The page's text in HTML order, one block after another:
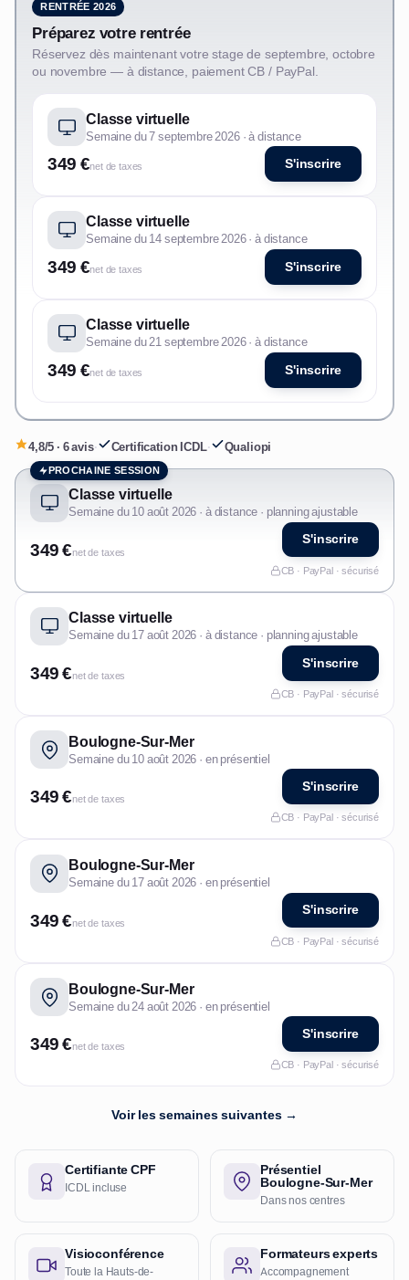
RENTRÉE 2026
Préparez votre rentrée
Réservez dès maintenant votre stage de septembre, octobre
ou novembre — à distance, paiement CB / PayPal.
Classe virtuelle
Semaine du 7 septembre 2026 · à distance
349 €net de taxes S'inscrire
Classe virtuelle
Semaine du 14 septembre 2026 · à distance
349 €net de taxes S'inscrire
Classe virtuelle
Semaine du 21 septembre 2026 · à distance
349 €net de taxes S'inscrire
4,8/5 · 6 avis· Certification ICDL· Qualiopi
PROCHAINE SESSION
Classe virtuelle
Semaine du 10 août 2026 · à distance · planning ajustable
349 €net de taxes
S'inscrire
CB · PayPal · sécurisé
Classe virtuelle
Semaine du 17 août 2026 · à distance · planning ajustable
349 €net de taxes
S'inscrire
CB · PayPal · sécurisé
Boulogne-Sur-Mer
Semaine du 10 août 2026 · en présentiel
349 €net de taxes
S'inscrire
CB · PayPal · sécurisé
Boulogne-Sur-Mer
Semaine du 17 août 2026 · en présentiel
349 €net de taxes
S'inscrire
CB · PayPal · sécurisé
Boulogne-Sur-Mer
Semaine du 24 août 2026 · en présentiel
349 €net de taxes
S'inscrire
CB · PayPal · sécurisé
Voir les semaines suivantes →
Certifiante CPF
ICDL incluse
Présentiel
Boulogne-Sur-Mer
Dans nos centres
Visioconférence
Toute la Hauts-de-
Formateurs experts
Accompagnement